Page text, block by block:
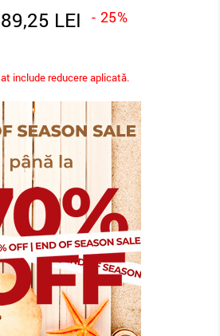
LEI - 25%
include reducere aplicată.